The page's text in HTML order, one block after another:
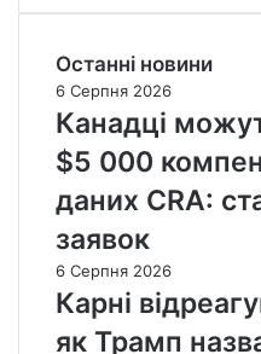
Останні новини
6 Серпня 2026
Канадці
$5 000
даних CRA:
заявок
6 Серпня 2026
Карні
як Трамп